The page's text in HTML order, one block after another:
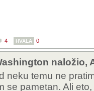
4 HVALA 0
naložio,
neku temu ne
se pametan. Ali